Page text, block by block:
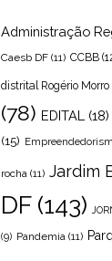
Administração
Caesb DF (11) CCBB
distrital Rogério
(78) EDITAL (18)
(15)
rocha (11) Jardim
DF(143)
(9) Pandemia (11)